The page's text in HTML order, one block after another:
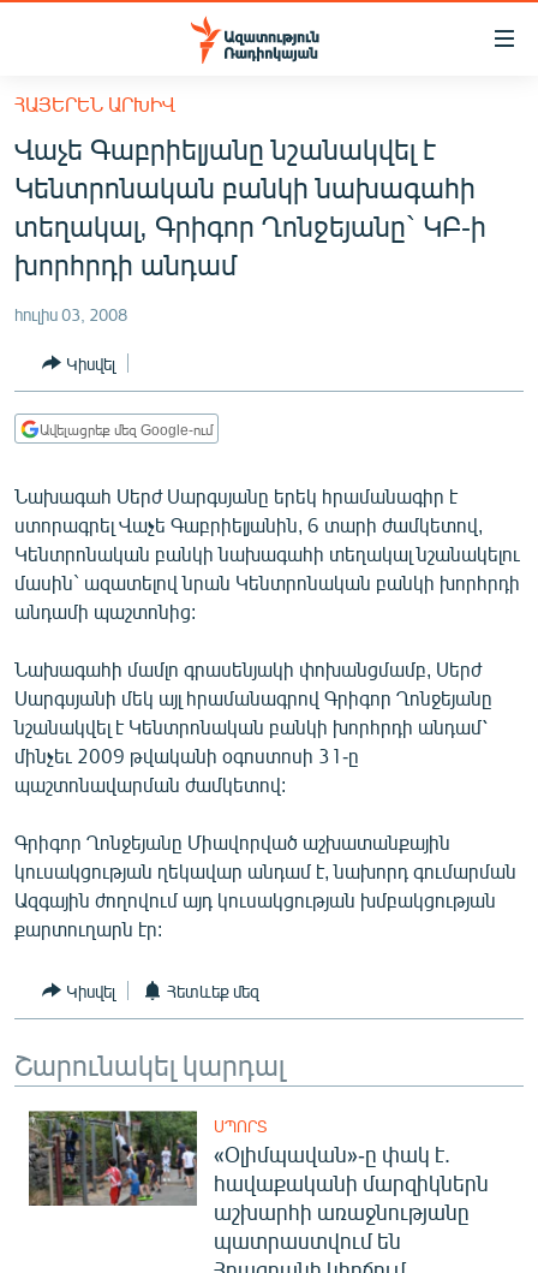
Մատչելիության
հիմնական
բովանդակությանը
Անցնել
հիմնական
մենյուին
Որոնում
ՀԱՅԱՍՏԱՆ
ՔԱՂԱՔԱԿԱՆ
ԸՆՏՐՈՒԹՅՈՒՆՆԵՐ 2026
ՏՆՏԵՍՈՒԹՅՈՒՆ
ՂԱՐԱԲԱՂ
ՏԱՐԱԾԱՇՐՋԱՆ
ՄԻՋԱԶԳԱՅԻՆ
ՄՇԱԿՈՒՅԹ
ՄԵԿՆԱԲԱՆՈՒԹՅՈՒՆ
ՏՏ ԵՒ ԻՆՏԵՐՆԵՏ
ԿՈՐՈՆԱՎԻՐՈՒՍ
ՏԵՍԱՆՅՈՒԹԵՐ
ԲԱՆԱՎԵՃ
ՁԳՏԵԼՈՎ ԼԱՎԱԳՈՒՅՆԻՆ
ՓՈԴՔԱՍԹ
Հայերեն
Русский
ՀԵՏԵՎԵՔ ՄԵԶ
ՀԱՅԵՐԵՆ ԱՐԽԻՎ
Վաչե Գաբրիելյանը նշանակվել է
Կենտրոնական բանկի նախագահի
տեղակալ, Գրիգոր Ղոնջեյանը` ԿԲ-ի
խորհրդի անդամ
հուլիս 03, 2008
Կիսվել
Ավելացրեք մեզ Google-ում
Նախագահ Սերժ Սարգսյանը երեկ հրամանագիր է
ստորագրել Վաչե Գաբրիելյանին, 6 տարի ժամկետով,
Կենտրոնական բանկի նախագահի տեղակալ նշանակելու
մասին` ազատելով նրան Կենտրոնական բանկի խորհրդի
անդամի պաշտոնից:
Նախագահի մամլո գրասենյակի փոխանցմամբ, Սերժ
Սարգսյանի մեկ այլ հրամանագրով Գրիգոր Ղոնջեյանը
նշանակվել է Կենտրոնական բանկի խորհրդի անդամ՝
մինչեւ 2009 թվականի օգոստոսի 31-ը
պաշտոնավարման ժամկետով:
Գրիգոր Ղոնջեյանը Միավորված աշխատանքային
կուսակցության ղեկավար անդամ է, նախորդ գումարման
Ազգային ժողովում այդ կուսակցության խմբակցության
քարտուղարն էր:
Կիսվել Հետևեք մեզ
Շարունակել կարդալ
ՍՊՈՐՏ
«Օլիմպավան»-ը փակ է.
հավաքականի մարզիկներն
աշխարհի առաջնությանը
պատրաստվում են